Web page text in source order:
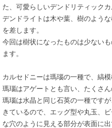
た、可愛らしいデンドリティック
デンドライトは木や葉、樹のよう
を差します。
今回は樹状になったものは少ない
ます。
カルセドニーは瑪瑙の一種で、縞
瑪瑙はアゲートとも言い、たくさん
瑪瑙は水晶と同じ石英の一種です
きているので、エッグ型や丸玉、
な穴のように見える部分が表面に出